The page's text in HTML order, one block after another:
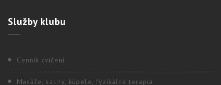
Službyklubu
Cenník cvičení
Masáže, sauny, kúpele, fyzikálna terapia